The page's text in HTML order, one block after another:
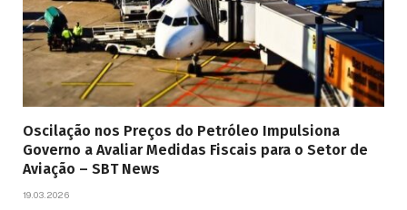
Oscilação nos Preços do Petróleo Impulsiona
Governo a Avaliar Medidas Fiscais para o Setor de
Aviação – SBT News
19.03.2026